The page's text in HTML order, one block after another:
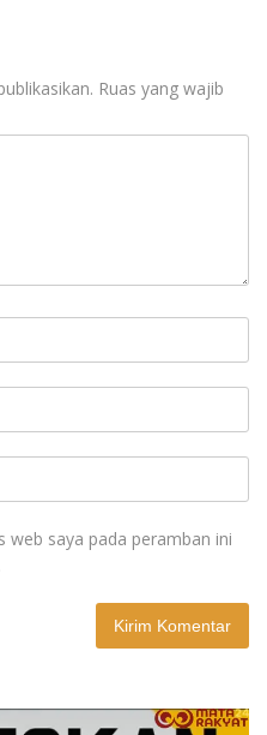
Ruas yang wajib
web saya pada peramban ini